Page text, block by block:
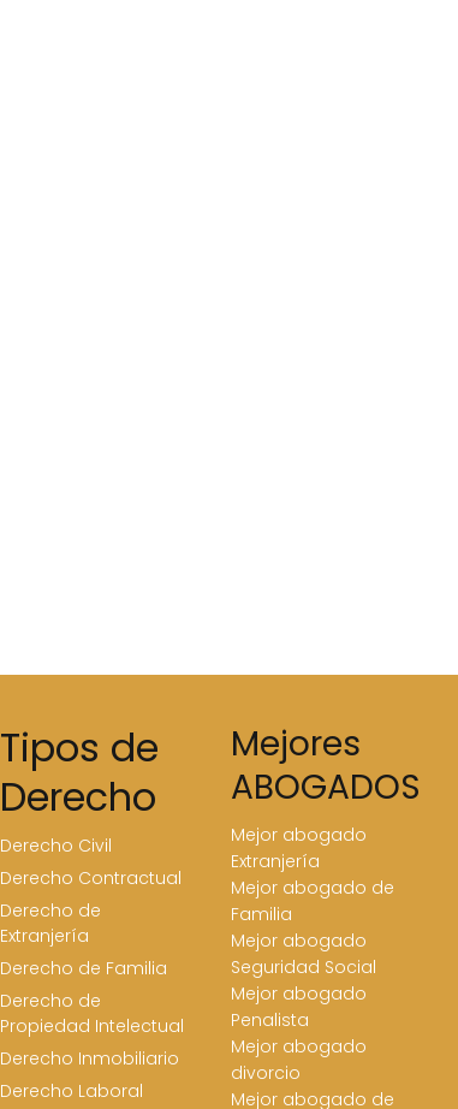
Tipos de
Derecho
Derecho Civil
Derecho Contractual
Derecho de
Extranjería
Derecho de Familia
Derecho de
Propiedad Intelectual
Derecho Inmobiliario
Derecho Laboral
Mejores
ABOGADOS
Mejor abogado
Extranjería
Mejor abogado de
Familia
Mejor abogado
Seguridad Social
Mejor abogado
Penalista
Mejor abogado
divorcio
Mejor abogado de